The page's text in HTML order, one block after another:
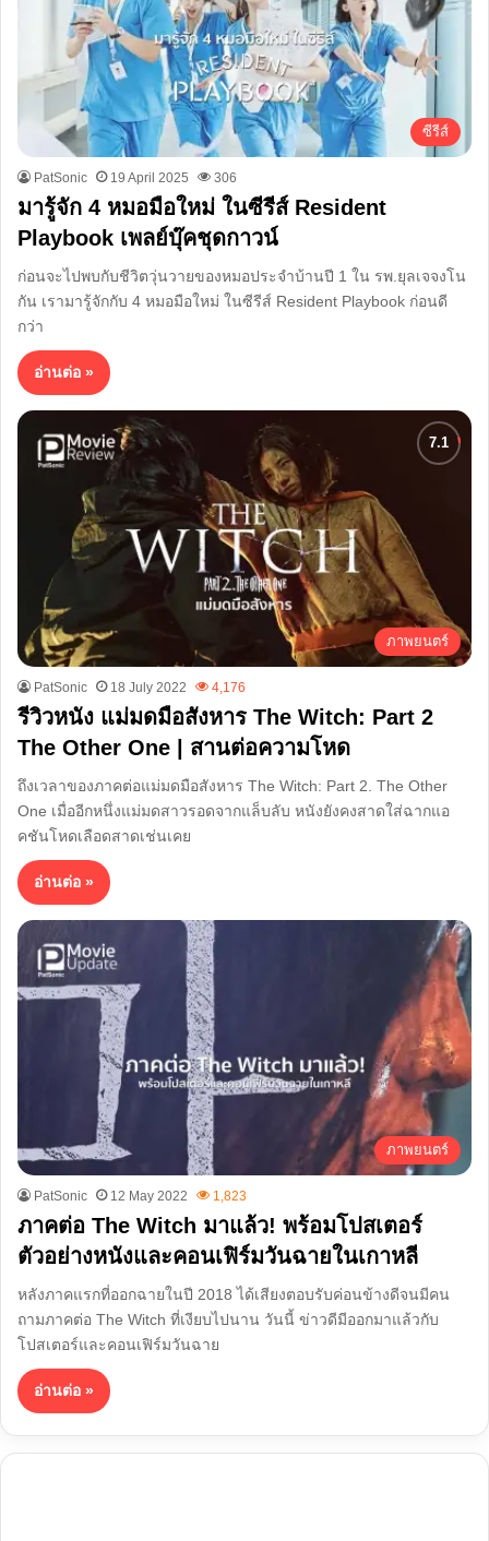
ซีรีส์
PatSonic 19 April 2025 306
มารู้จัก 4 หมอมือใหม่ ในซีรีส์ Resident
Playbook เพลย์บุ๊คชุดกาวน์
ก่อนจะไปพบกับชีวิตวุ่นวายของหมอประจำบ้านปี 1 ใน รพ.ยุลเจจงโน
กัน เรามารู้จักกับ 4 หมอมือใหม่ ในซีรีส์ Resident Playbook ก่อนดี
กว่า
อ่านต่อ »
ภาพยนตร์
PatSonic 18 July 2022 4,176
รีวิวหนัง แม่มดมือสังหาร The Witch: Part 2
The Other One | สานต่อความโหด
ถึงเวลาของภาคต่อแม่มดมือสังหาร The Witch: Part 2. The Other
One เมื่ออีกหนึ่งแม่มดสาวรอดจากแล็บลับ หนังยังคงสาดใส่ฉากแอ
คชันโหดเลือดสาดเช่นเคย
อ่านต่อ »
ภาพยนตร์
PatSonic 12 May 2022 1,823
ภาคต่อ The Witch มาแล้ว! พร้อมโปสเตอร์
ตัวอย่างหนังและคอนเฟิร์มวันฉายในเกาหลี
หลังภาคแรกที่ออกฉายในปี 2018 ได้เสียงตอบรับค่อนข้างดีจนมีคน
ถามภาคต่อ The Witch ที่เงียบไปนาน วันนี้ ข่าวดีมีออกมาแล้วกับ
โปสเตอร์และคอนเฟิร์มวันฉาย
อ่านต่อ »